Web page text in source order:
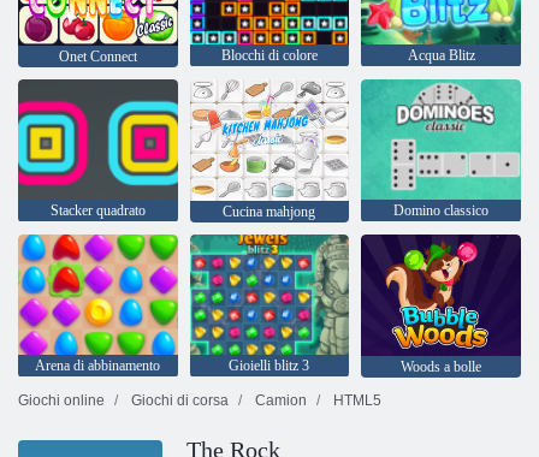
Onet Connect Blocchi di colore Acqua Blitz
Stacker quadrato Cucina mahjong Domino classico
Arena di abbinamento Gioielli blitz 3
Woods a bolle
Giochi online
Giochi di corsa Camion HTML5
The Rock